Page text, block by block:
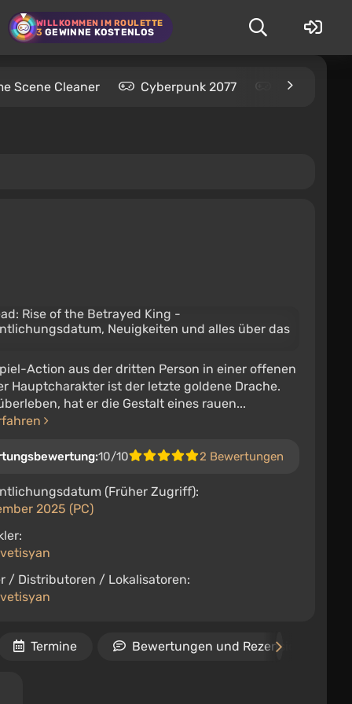
WILLKOMMEN IM ROULETTE
3 GEWINNE KOSTENLOS
Scene Cleaner Cyberpunk 2077 Kingdom
Action aus der dritten Person in einer offenen
Hauptcharakter ist der letzte goldene Drache.
hat er die Gestalt eines rauen...
10/10 2 Bewertungen
(Früher Zugriff):
2025 (PC)
/ Distributoren / Lokalisatoren:
Termine Bewertungen und Rezensionen